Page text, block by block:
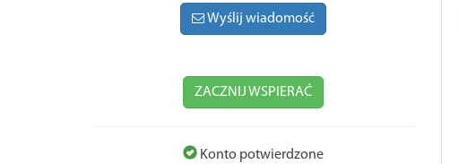
Wyślij wiadomość
ZACZNIJ WSPIERAĆ
Konto potwierdzone